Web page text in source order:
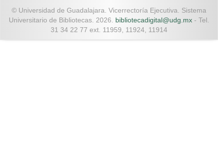
© Universidad de Guadalajara. Vicerrectoría Ejecutiva. Sistema
Universitario de Bibliotecas. 2026. bibliotecadigital@udg.mx - Tel.
31 34 22 77 ext. 11959, 11924, 11914